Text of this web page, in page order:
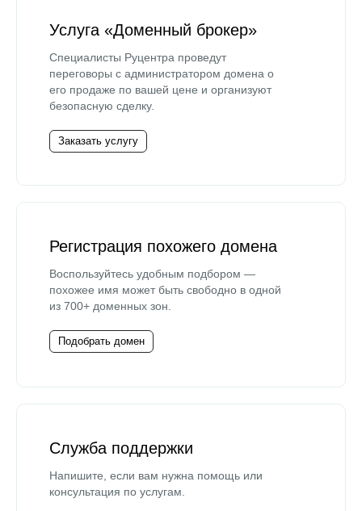
Услуга «Доменный брокер»
Специалисты Руцентра проведут
переговоры с администратором домена о
его продаже по вашей цене и организуют
безопасную сделку.
Заказать услугу
Регистрация похожего домена
Воспользуйтесь удобным подбором —
похожее имя может быть свободно в одной
из 700+ доменных зон.
Подобрать домен
Служба поддержки
Напишите, если вам нужна помощь или
консультация по услугам.